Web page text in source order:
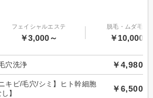
フェイシャルエステ
￥3,000～
脱毛・ムダ毛処
￥10,000～
穴洗浄 ￥4,980
キビ/毛穴/シミ】ヒト幹細胞
】
￥6,500